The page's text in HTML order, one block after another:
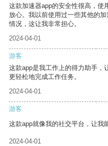
这款加速器app的安全性很高，使
放心。我以前使用过一些其他的
情况，这让我非常担心。
2024-04-01
游客
这款app是我工作上的得力助手，
更轻松地完成工作任务。
2024-04-01
游客
这款app就像我的社交平台，让我
2024-04-01